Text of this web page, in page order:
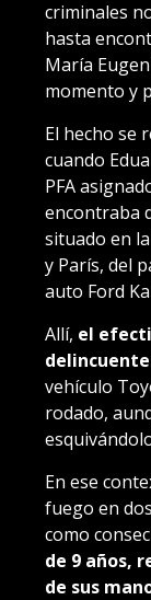
criminales
hasta
María
momento y
El hecho se
cuando
PFA
encontraba
situado en
y París, del
auto Ford
Allí, el
vehículo
rodado,
En ese
fuego en
como
de 9 años,
de sus